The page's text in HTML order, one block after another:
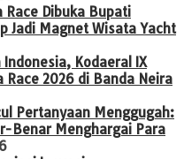
Race Dibuka Bupati
Jadi Magnet Wisata Yacht
Kodaeral IX
Race 2026 di Banda Neira
Pertanyaan Menggugah:
Benar Menghargai Para